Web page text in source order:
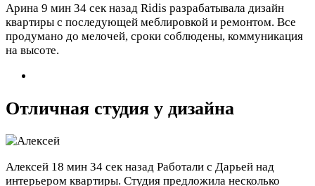
Арина 9 мин 34 сек назад Ridis разрабатывала дизайн
квартиры с последующей меблировкой и ремонтом. Все
продумано до мелочей, сроки соблюдены, коммуникация
на высоте.
Отличная студия у дизайна
Алексей 18 мин 34 сек назад Работали с Дарьей над
интерьером квартиры. Студия предложила несколько